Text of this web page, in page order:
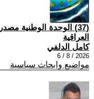
(37) الوحدة الوطنية
العراقية
كامل الدلفي
2026 / 8 / 6
مواضيع وابحاث سياسية